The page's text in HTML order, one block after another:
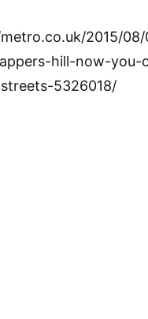
2015/
hill-now-you-
5326018/